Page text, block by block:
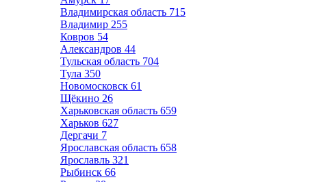
Владимирская область 715
Владимир 255
Ковров 54
Александров 44
Тульская область 704
Тула 350
Новомосковск 61
Щёкино 26
Харьковская область 659
Харьков 627
Дергачи 7
Ярославская область 658
Ярославль 321
Рыбинск 66